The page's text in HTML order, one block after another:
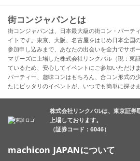
街コンジャパンとは
街コンジャパンは、日本最大級の街コン・パーテ
イトです。東京、大阪、名古屋をはじめ日本全国
参加申し込みまで、あなたの出会いを全力でサポ
マザーズに上場した株式会社リンクバル（現：東
ているため、安心してイベントにご参加いただけ
パーティー、趣味コンはもちろん、合コン形式の
たにピッタリのイベントが、いつでも簡単に探せま
株式会社リンクバルは、東京証券
上場しております。
（証券コード：6046）
machicon JAPANについて